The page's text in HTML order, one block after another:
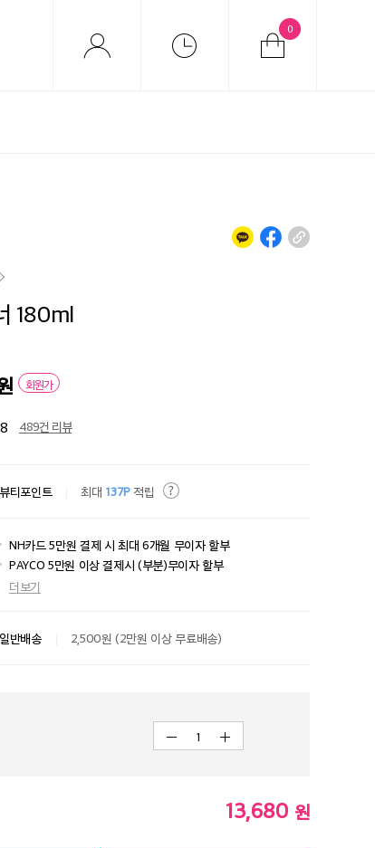
0
180ml
회원가
489건 리뷰
뷰티포인트 최대 137P적립
NH카드 5만원 결제 시 최대 6개월 무이자 할부
PAYCO 5만원 이상 결제시 (부분)무이자 할부
더보기
일반배송 2,500원 (2만원 이상 무료배송)
1
13,680 원